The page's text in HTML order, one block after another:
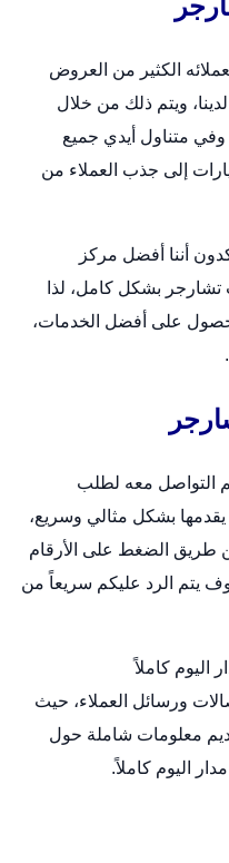
الكثير من العروض
ويتم ذلك من خلال
متناول أيدي جميع
إلى جذب العملاء من
أننا أفضل مركز
بشكل كامل، لذا
على أفضل الخدمات،
التواصل معه لطلب
يقدمها بشكل مثالي وسريع،
طريق الضغط على الأرقام
يتم الرد عليكم سريعاً من
كاملاً
ورسائل العملاء، حيث
معلومات شاملة حول
اليوم كاملاً.